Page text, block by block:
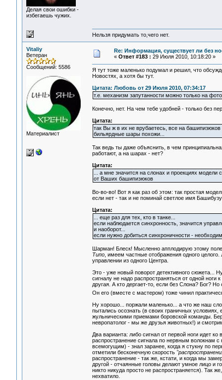
Делая свои ошибки -
избегаешь чужих.
Нельзя придумать то,чего нет.
Vitaliy
Ветеран
Сообщений: 5586
Материалист
Re: Информация, существует ли без
« Ответ #183 : 29 Июля 2010, 10:18:20 »
Я тут тоже маленько подумал и решил, что
Новостях, а хотя бы тут.
Цитата: Любовь от 29 Июля 2010, 07:34:17
т.е. механизм запутанности можно только на
Конечно, нет. На чем тебе удобней - только без
Цитата:
так Вы ж в их не врубаетесь, все на
бильярдные шары похожи...
Так ведь ты даже объяснить, в чем
работают, а на шарах - нет?
Цитата:
... а мне значится на слонах и проекциях
от Ваших башипизюков
Во-во-во! Вот я как раз об этом: так простая
если нет - так и не поминай светлое имя
Цитата:
... еще раз для тех, кто в танке...
если наблюдается синхронность, значится
и наоборот...
если нужно добиться синхроничности -
Шарман! Блеск! Мысленно апплодирую этому
Типо, имеем частные отображения одного
управлении из одного Центра.
Это - уже новый поворот детективного сюжета...
сигналу не надо распространяться от одной ноги
другая. А кто дергает-то, если без Слона? Бог?
Он его (вместе с мастером) тоже чинил
Ну хорошо... поржали маленько... а что же наш
пытались осознать (в своих граничных условиях,
жульническими приемами боровской команды.
невропатолог - мы же друзья животных!) и
Два варианта: либо сигнал от первой ноги идет
распространение сигнала по нервным волокнам
всемогущим) - знал заранее, когда я стукну по
отметили бесконечную скорость
распространение - так же, кстати, и когда мы
другой - отчаянные головы делают умное лицо и
никто никуда просто не распространяется). Так
нехватило.